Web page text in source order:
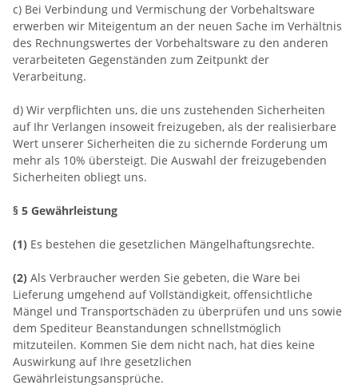
c) Bei Verbindung und Vermischung der Vorbehaltsware
erwerben wir Miteigentum an der neuen Sache im Verhältnis
des Rechnungswertes der Vorbehaltsware zu den anderen
verarbeiteten Gegenständen zum Zeitpunkt der
Verarbeitung.
d) Wir verpflichten uns, die uns zustehenden Sicherheiten
auf Ihr Verlangen insoweit freizugeben, als der realisierbare
Wert unserer Sicherheiten die zu sichernde Forderung um
mehr als 10% übersteigt. Die Auswahl der freizugebenden
Sicherheiten obliegt uns.
§ 5 Gewährleistung
(1) Es bestehen die gesetzlichen Mängelhaftungsrechte.
(2) Als Verbraucher werden Sie gebeten, die Ware bei
Lieferung umgehend auf Vollständigkeit, offensichtliche
Mängel und Transportschäden zu überprüfen und uns sowie
dem Spediteur Beanstandungen schnellstmöglich
mitzuteilen. Kommen Sie dem nicht nach, hat dies keine
Auswirkung auf Ihre gesetzlichen
Gewährleistungsansprüche.